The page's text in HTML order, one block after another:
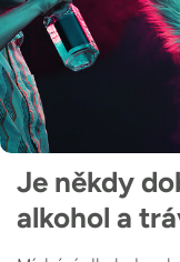
Je někdy
alkohol a